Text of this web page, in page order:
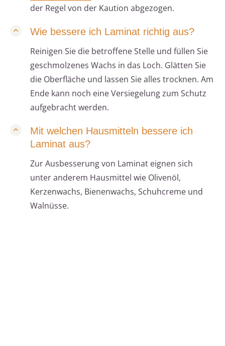
der Regel von der Kaution abgezogen.
Wie bessere ich Laminat richtig aus?
Reinigen Sie die betroffene Stelle und füllen Sie
geschmolzenes Wachs in das Loch. Glätten Sie
die Oberfläche und lassen Sie alles trocknen. Am
Ende kann noch eine Versiegelung zum Schutz
aufgebracht werden.
Mit welchen Hausmitteln bessere ich
Laminat aus?
Zur Ausbesserung von Laminat eignen sich
unter anderem Hausmittel wie Olivenöl,
Kerzenwachs, Bienenwachs, Schuhcreme und
Walnüsse.